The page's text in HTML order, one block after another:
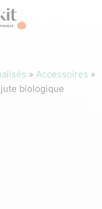
» Accessoires »
biologique